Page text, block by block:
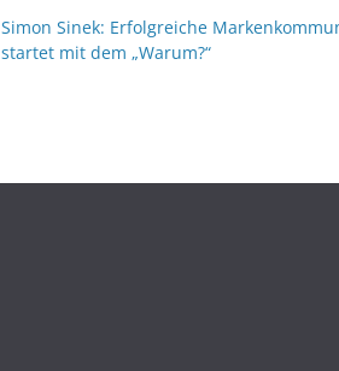
Simon Sinek: Erfolgreiche
startet mit dem „Warum?“